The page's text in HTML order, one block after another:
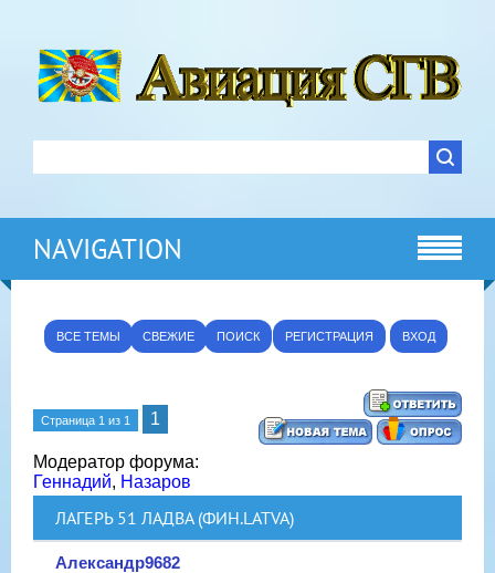
NAVIGATION
ВСЕ ТЕМЫ СВЕЖИЕ ПОИСК РЕГИСТРАЦИЯ ВХОД
Страница 1 из 1 1
Модератор форума:
Геннадий, Назаров
ЛАГЕРЬ 51 ЛАДВА (ФИН.LATVA)
Александр9682